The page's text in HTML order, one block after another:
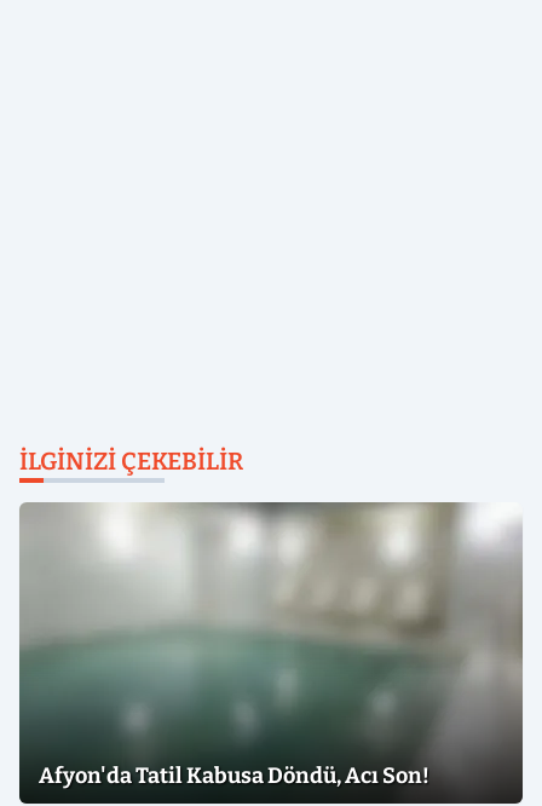
İLGINIZI ÇEKEBILIR
Afyon'da Tatil Kabusa Döndü, Acı Son!